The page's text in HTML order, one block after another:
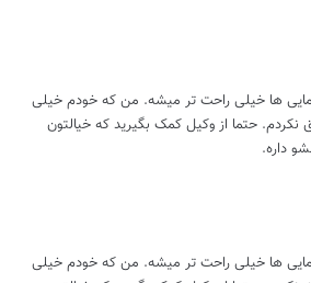
ها خیلی راحت تر میشه. من که خودم خیلی
حتما از وکیل کمک بگیرید که خیالتون
داره.
ها خیلی راحت تر میشه. من که خودم خیلی